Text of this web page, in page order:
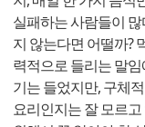
실패하는 사람들이
지 않는다면 어떨까?
력적으로 들리는 말
기는 들었지만, 구체
요리인지는 잘 모르